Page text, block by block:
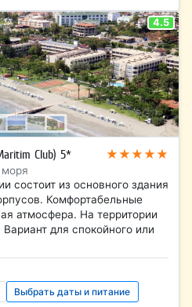
4.5
Club) 5* ★★★★★
состоит из основного здания
Комфортабельные
атмосфера. На территории
для спокойного или
Выбрать даты и питание